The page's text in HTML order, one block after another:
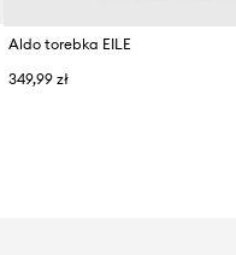
Aldo torebka EILE
349,99 zł